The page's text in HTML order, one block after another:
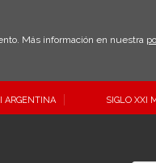
Más información en nuestra
ARGENTINA SIGLO XXI